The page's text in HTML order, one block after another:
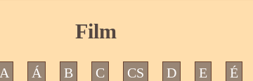
Film
A Á B C CS D E É